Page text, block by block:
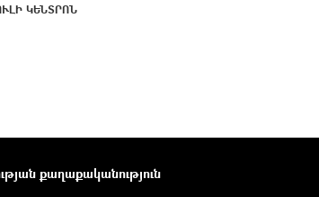
ԿԵՆՏՐՈՆ
քաղաքականություն